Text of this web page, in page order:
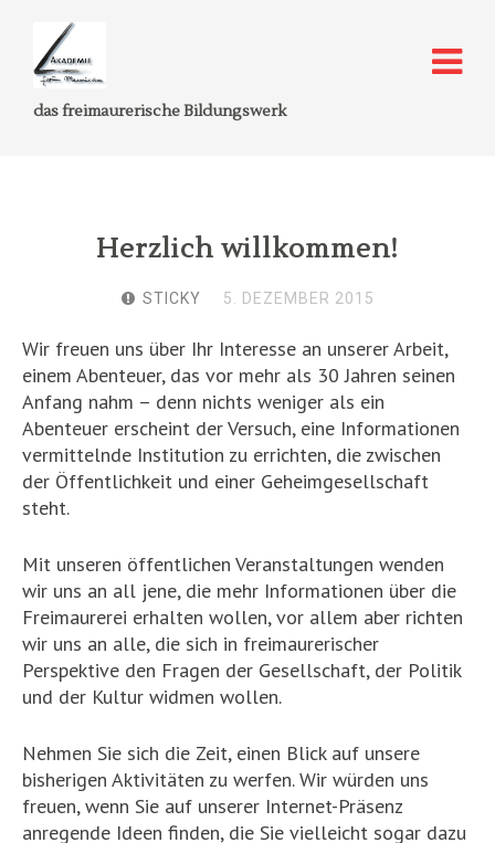
das freimaurerische Bildungswerk
Herzlich willkommen!
STICKY 5. DEZEMBER 2015
Wir freuen uns über Ihr Interesse an unserer Arbeit,
einem Abenteuer, das vor mehr als 30 Jahren seinen
Anfang nahm – denn nichts weniger als ein
Abenteuer erscheint der Versuch, eine Informationen
vermittelnde Institution zu errichten, die zwischen
der Öffentlichkeit und einer Geheimgesellschaft
steht.
Mit unseren öffentlichen Veranstaltungen wenden
wir uns an all jene, die mehr Informationen über die
Freimaurerei erhalten wollen, vor allem aber richten
wir uns an alle, die sich in freimaurerischer
Perspektive den Fragen der Gesellschaft, der Politik
und der Kultur widmen wollen.
Nehmen Sie sich die Zeit, einen Blick auf unsere
bisherigen Aktivitäten zu werfen. Wir würden uns
freuen, wenn Sie auf unserer Internet-Präsenz
anregende Ideen finden, die Sie vielleicht sogar dazu